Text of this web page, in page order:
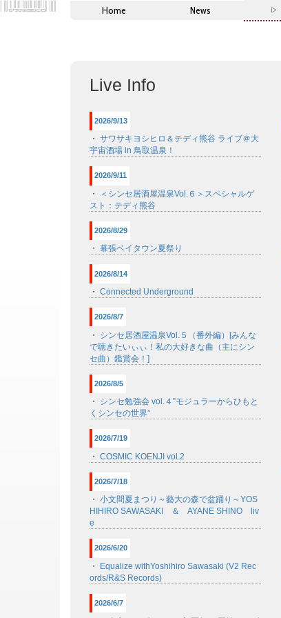
Home News
Live Info
2026/9/13
・ サワサキヨシヒロ＆テディ熊谷 ライブ＠大
宇宙酒場 in 鳥取温泉！
2026/9/11
・
＜シンセ居酒屋温泉Vol.６＞スペシャルゲ
スト：テディ熊谷
2026/8/29
・ 幕張ベイタウン夏祭り
2026/8/14
・ Connected Underground
2026/8/7
・ シンセ居酒屋温泉Vol.５（番外編）[みんな
で聴きたいぃぃ！私の大好きな曲（主にシン
セ曲）鑑賞会！]
2026/8/5
・ シンセ勉強会 vol.４”モジュラーからひもと
くシンセの世界”
2026/7/19
・ COSMIC KOENJI vol.2
2026/7/18
・ 小文間夏まつり～藝大の森で盆踊り～YOS
HIHIRO SAWASAKI ＆ AYANE SHINO liv
e
2026/6/20
・
Equalize withYoshihiro Sawasaki (V2 Rec
ords/R&S Records)
2026/6/7